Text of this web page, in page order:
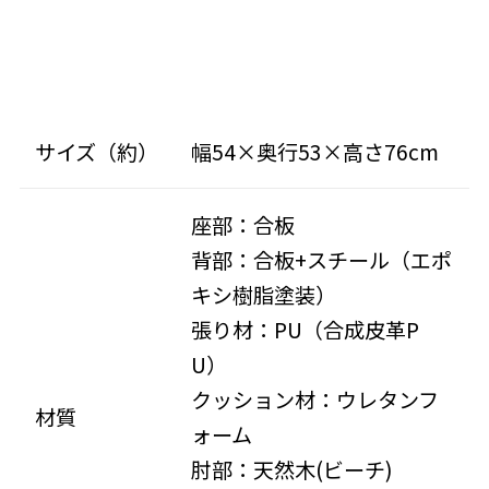
サイズ（約） 幅54×奥行53×高さ76cm
材質
座部：合板
背部：合板+スチール（エポ
キシ樹脂塗装）
張り材：PU（合成皮革P
U）
クッション材：ウレタンフ
ォーム
肘部：天然木(ビーチ)